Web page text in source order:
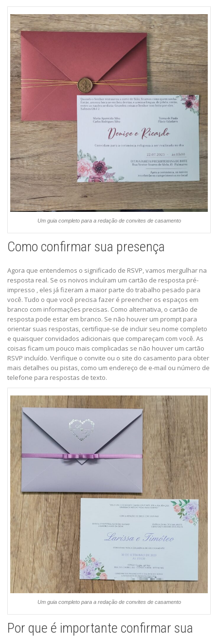
Um guia completo para a redação de convites de casamento
Como confirmar sua presença
Agora que entendemos o significado de RSVP, vamos mergulhar na
resposta real. Se os noivos incluíram um cartão de resposta pré-
impresso , eles já fizeram a maior parte do trabalho pesado para
você. Tudo o que você precisa fazer é preencher os espaços em
branco com informações precisas. Como alternativa, o cartão de
resposta pode estar em branco. Se não houver um prompt para
orientar suas respostas, certifique-se de incluir seu nome completo
e quaisquer convidados adicionais que compareçam com você. As
coisas ficam um pouco mais complicadas se não houver um cartão
RSVP incluído. Verifique o convite ou o site do casamento para obter
mais detalhes ou pistas, como um endereço de e-mail ou número de
telefone para respostas de texto.
Um guia completo para a redação de convites de casamento
Por que é importante confirmar sua